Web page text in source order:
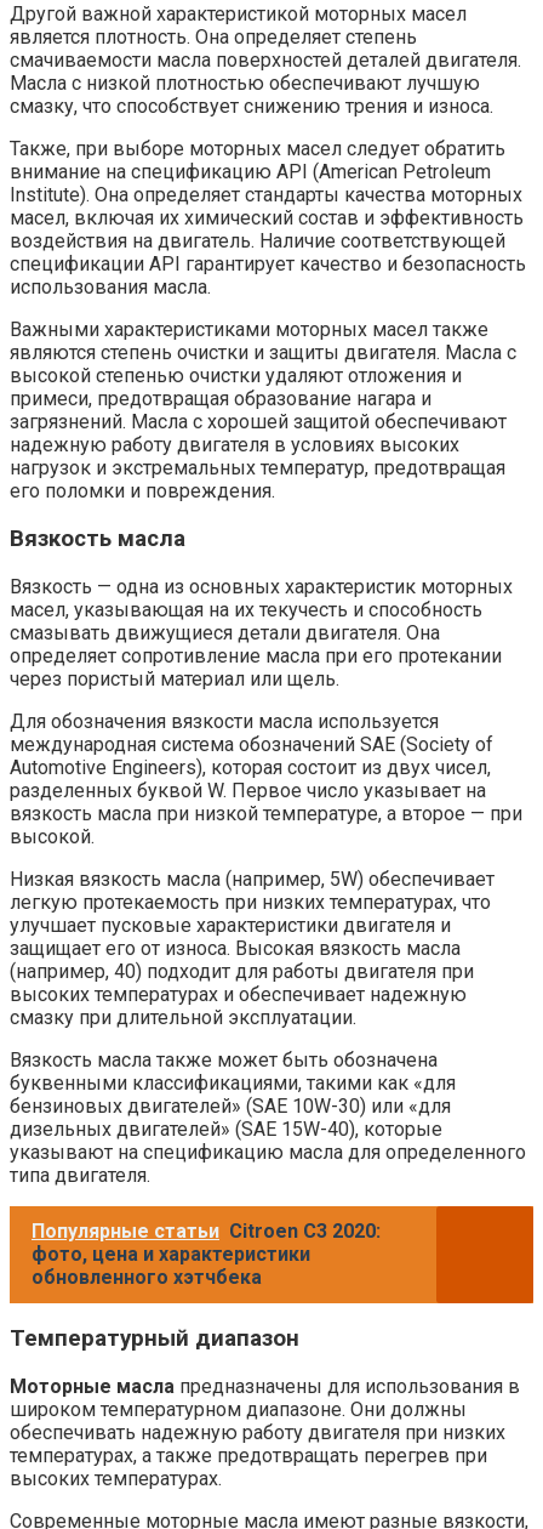
Другой важной характеристикой моторных масел
является плотность. Она определяет степень
смачиваемости масла поверхностей деталей двигателя.
Масла с низкой плотностью обеспечивают лучшую
смазку, что способствует снижению трения и износа.
Также, при выборе моторных масел следует обратить
внимание на спецификацию API (American Petroleum
Institute). Она определяет стандарты качества моторных
масел, включая их химический состав и эффективность
воздействия на двигатель. Наличие соответствующей
спецификации API гарантирует качество и безопасность
использования масла.
Важными характеристиками моторных масел также
являются степень очистки и защиты двигателя. Масла с
высокой степенью очистки удаляют отложения и
примеси, предотвращая образование нагара и
загрязнений. Масла с хорошей защитой обеспечивают
надежную работу двигателя в условиях высоких
нагрузок и экстремальных температур, предотвращая
его поломки и повреждения.
Вязкость масла
Вязкость — одна из основных характеристик моторных
масел, указывающая на их текучесть и способность
смазывать движущиеся детали двигателя. Она
определяет сопротивление масла при его протекании
через пористый материал или щель.
Для обозначения вязкости масла используется
международная система обозначений SAE (Society of
Automotive Engineers), которая состоит из двух чисел,
разделенных буквой W. Первое число указывает на
вязкость масла при низкой температуре, а второе — при
высокой.
Низкая вязкость масла (например, 5W) обеспечивает
легкую протекаемость при низких температурах, что
улучшает пусковые характеристики двигателя и
защищает его от износа. Высокая вязкость масла
(например, 40) подходит для работы двигателя при
высоких температурах и обеспечивает надежную
смазку при длительной эксплуатации.
Вязкость масла также может быть обозначена
буквенными классификациями, такими как «для
бензиновых двигателей» (SAE 10W-30) или «для
дизельных двигателей» (SAE 15W-40), которые
указывают на спецификацию масла для определенного
типа двигателя.
Популярные статьи Citroen C3 2020:
фото, цена и характеристики
обновленного хэтчбека
Температурный диапазон
Моторные масла предназначены для использования в
широком температурном диапазоне. Они должны
обеспечивать надежную работу двигателя при низких
температурах, а также предотвращать перегрев при
высоких температурах.
Современные моторные масла имеют разные вязкости,